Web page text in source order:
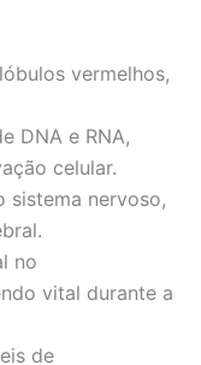
vermelhos,
DNA e RNA,
celular.
sistema nervoso,
no
vital durante a
de